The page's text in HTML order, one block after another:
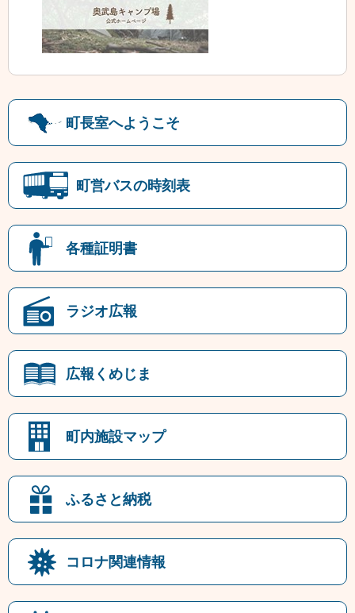
町長室へようこそ
町営バスの時刻表
各種証明書
ラジオ広報
広報くめじま
町内施設マップ
ふるさと納税
コロナ関連情報